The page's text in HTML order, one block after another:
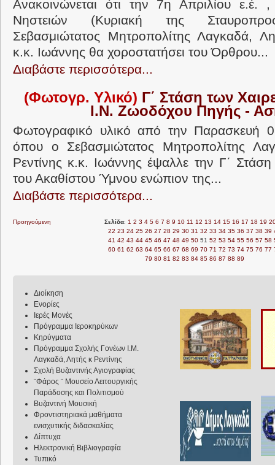
Ανακοινώνεται ότι την 7η Απριλίου ε.έ.
Νηστειών (Κυριακή της
Σεβασμιώτατος Μητροπολίτης Λαγκαδά,
κ.κ. Ιωάννης θα χοροστατήσει του Όρθρου...
Διαβάστε περισσότερα...
(Φωτογρ. Υλικό) Γ΄ Στάση των
Ι.Ν. Ζωοδόχου Πηγής -
Φωτογραφικό υλικό από την Παρασκευή
όπου ο Σεβασμιώτατος Μητροπολίτης
Ρεντίνης κ.κ. Ιωάννης έψαλλε την Γ΄
του Ακαθίστου Ύμνου ενώπιον της...
Διαβάστε περισσότερα...
Προηγούμενη Σελίδα: 1 2 3 4 5 6 7 8 9 10 11 12 13 14 15 16 17 18 19
22 23 24 25 26 27 28 29 30 31 32 33 34 35 36 37 38 39
41 42 43 44 45 46 47 48 49 50 51 52 53 54 55 56 57 58
60 61 62 63 64 65 66 67 68 69 70 71 72 73 74 75 76 77
79 80 81 82 83 84 85 86 87 88 89
Διοίκηση
Ενορίες
Ιερές Μονές
Πρόγραμμα Ιεροκηρύκων
Κηρύγματα
Πρόγραμμα Σχολής Γονέων Ι.Μ.
Λαγκαδά, Λητής κ Ρεντίνης
Σχολή Βυζαντινής Αγιογραφίας
¨Φάρος ¨ Μουσείο Λειτουργικής
Παράδοσης και Πολιτισμού
Βυζαντινή Μουσική
Φροντιστηριακά μαθήματα
ενισχυτικής διδασκαλίας
Δίπτυχα
Ηλεκτρονική Βιβλιογραφία
Τυπικό